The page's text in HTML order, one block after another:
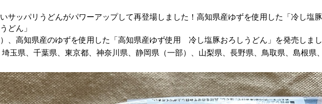
サッパリうどんがパワーアップして再登場しました！高知県産ゆずを使用した「冷し
どん」
、高知県産のゆずを使用した「高知県産ゆず使用 冷し塩豚おろしうどん」を発売しまし
玉県、千葉県、東京都、神奈川県、静岡県（一部）、山梨県、長野県、鳥取県、島根県